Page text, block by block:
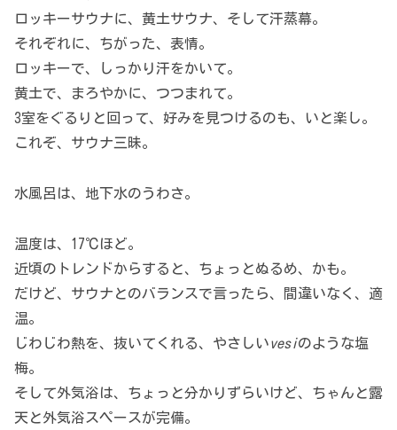
ロッキーサウナに、黄土サウナ、そして汗蒸幕。
それぞれに、ちがった、表情。
ロッキーで、しっかり汗をかいて。
黄土で、まろやかに、つつまれて。
3室をぐるりと回って、好みを見つけるのも、いと楽し。
これぞ、サウナ三昧。
水風呂は、地下水のうわさ。
温度は、17℃ほど。
近頃のトレンドからすると、ちょっとぬるめ、かも。
だけど、サウナとのバランスで言ったら、間違いなく、適
温。
じわじわ熱を、抜いてくれる、やさしいvesiのような塩
梅。
そして外気浴は、ちょっと分かりずらいけど、ちゃんと露
天と外気浴スペースが完備。